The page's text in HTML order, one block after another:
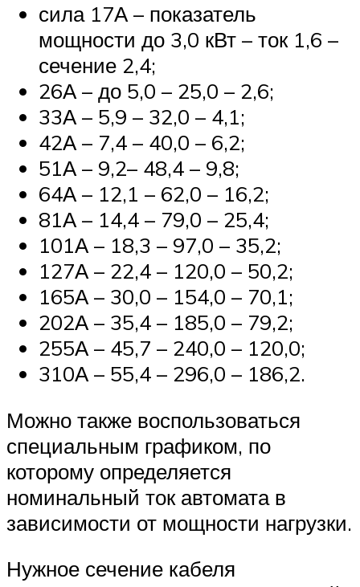
сила 17А – показатель
мощности до 3,0 кВт – ток 1,6 –
сечение 2,4;
26А – до 5,0 – 25,0 – 2,6;
33А – 5,9 – 32,0 – 4,1;
42А – 7,4 – 40,0 – 6,2;
51А – 9,2– 48,4 – 9,8;
64А – 12,1 – 62,0 – 16,2;
81А – 14,4 – 79,0 – 25,4;
101А – 18,3 – 97,0 – 35,2;
127А – 22,4 – 120,0 – 50,2;
165А – 30,0 – 154,0 – 70,1;
202А – 35,4 – 185,0 – 79,2;
255А – 45,7 – 240,0 – 120,0;
310А – 55,4 – 296,0 – 186,2.
Можно также воспользоваться
специальным графиком, по
которому определяется
номинальный ток автомата в
зависимости от мощности нагрузки.
Нужное сечение кабеля